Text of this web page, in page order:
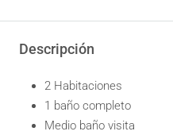
Descripción
2 Habitaciones
1 baño completo
Medio baño visita